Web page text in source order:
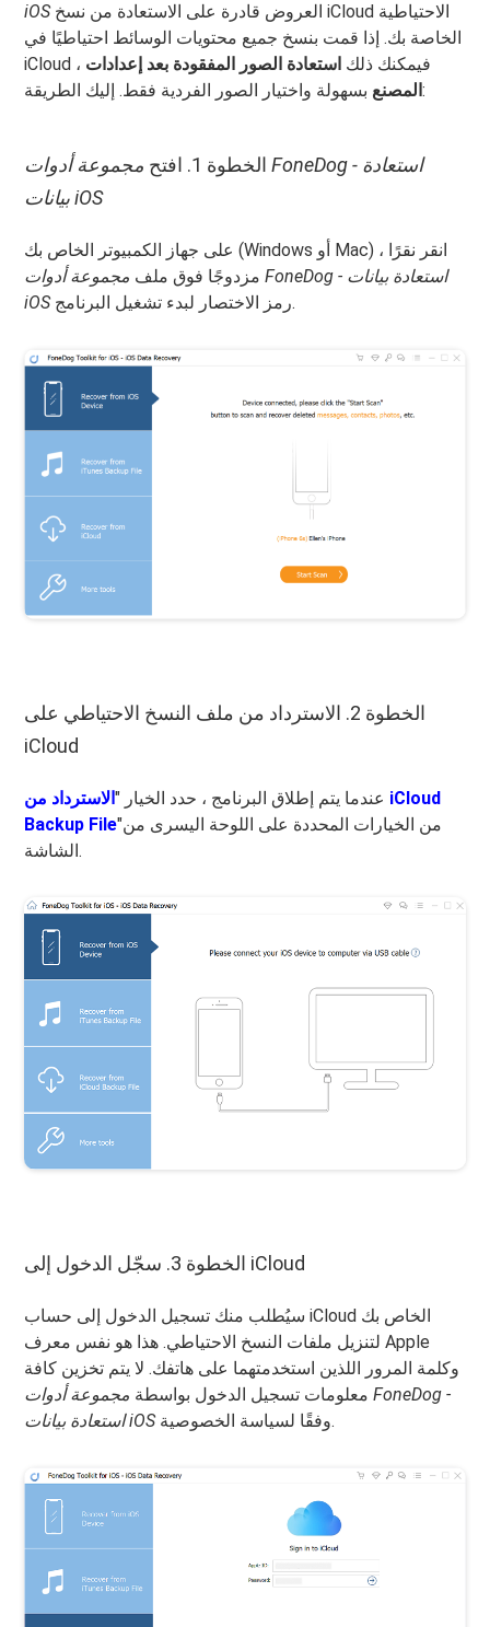
iOS العروض قادرة على الاستعادة من نسخ iCloud الاحتياطية
الخاصة بك. إذا قمت بنسخ جميع محتويات الوسائط احتياطيًا في
iCloud ، فيمكنك ذلك استعادة الصور المفقودة بعد إعدادات
المصنعبسهولة واختيار الصور الفردية فقط. إليك الطريقة:
الخطوة 1. افتح
مجموعة أدوات FoneDog - استعادة
بيانات iOS
على جهاز الكمبيوتر الخاص بك (Windows أو Mac) ، انقر نقرًا
مزدوجًا فوق ملف مجموعة أدوات FoneDog - استعادة بيانات
iOS
رمز الاختصار لبدء تشغيل البرنامج.
الخطوة 2. الاسترداد من ملف النسخ الاحتياطي على
iCloud
عندما يتم إطلاق البرنامج ، حدد الخيار "الاسترداد من iCloud
Backup File"من الخيارات المحددة على اللوحة اليسرى من
الشاشة.
الخطوة 3. سجّل الدخول إلى iCloud
سيُطلب منك تسجيل الدخول إلى حساب iCloud الخاص بك
لتنزيل ملفات النسخ الاحتياطي. هذا هو نفس معرف Apple
وكلمة المرور اللذين استخدمتهما على هاتفك. لا يتم تخزين كافة
معلومات تسجيل الدخول بواسطة مجموعة أدوات FoneDog -
استعادة بيانات iOS
وفقًا لسياسة الخصوصية.